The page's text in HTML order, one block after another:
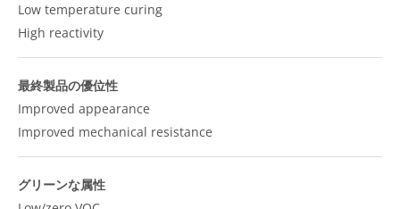
Low temperature curing
High reactivity
最終製品の優位性
Improved appearance
Improved mechanical resistance
グリーンな属性